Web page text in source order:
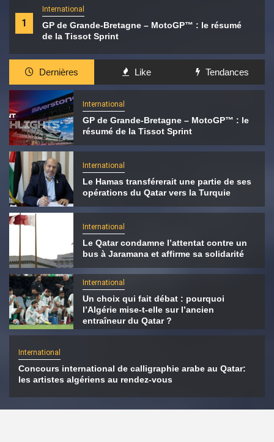
1
International
GP de Grande-Bretagne – MotoGP™ : le résumé
de la Tissot Sprint
Dernières Like Tendances
International
GP de Grande-Bretagne – MotoGP™ : le
résumé de la Tissot Sprint
International
Le Hamas transférerait une partie de ses
opérations du Qatar vers la Turquie
International
Le Qatar condamne l’attentat contre un
bus à Jaramana et affirme sa solidarité
International
Un choix qui fait débat : pourquoi
l’Algérie mise-t-elle sur l’ancien
entraîneur du Qatar ?
International
Concours international de calligraphie arabe au Qatar:
les artistes algériens au rendez-vous